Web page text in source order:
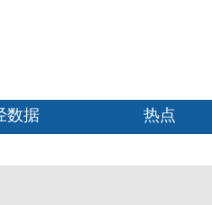
数据 热点